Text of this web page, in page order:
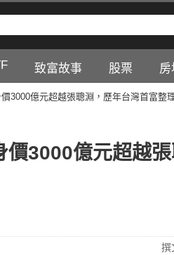
致富故事 股票 房
3000億元超越張聰淵，歷年台灣首富整
價3000億元超越
撰